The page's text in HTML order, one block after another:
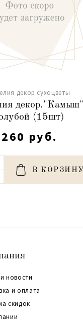
декор.сухоцветы
декор."Камыш"
(15шт)
260 руб.
В КОРЗИНУ
новости
и оплата
скидок